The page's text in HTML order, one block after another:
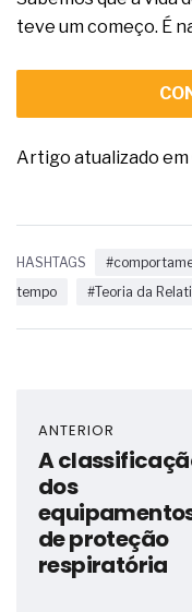
teve um começo. É
Artigo atualizado
HASHTAGS
tempo
#Teoria da
ANTERIOR
A
dos
de proteção
respiratória